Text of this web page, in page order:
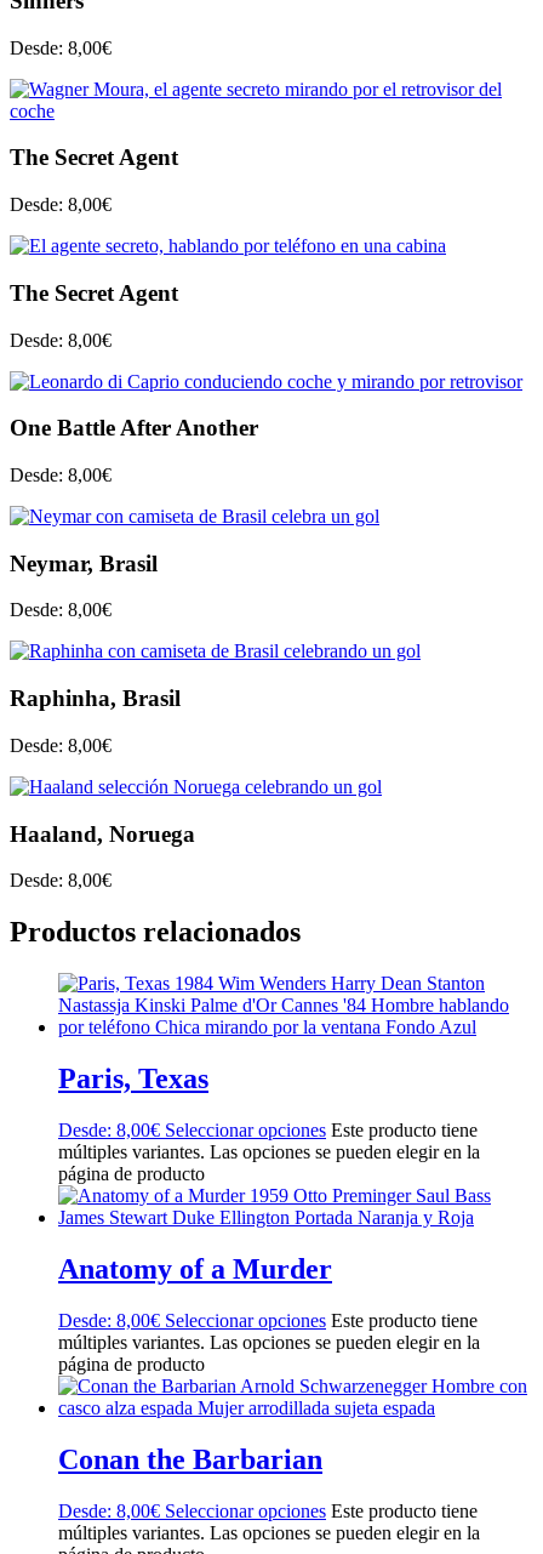
Desde: 8,00€
The Secret Agent
Desde: 8,00€
The Secret Agent
Desde: 8,00€
One Battle After Another
Desde: 8,00€
Neymar, Brasil
Desde: 8,00€
Raphinha, Brasil
Desde: 8,00€
Haaland, Noruega
Desde: 8,00€
Productos relacionados
Paris, Texas
Desde: 8,00€ Seleccionar opciones Este producto tiene
múltiples variantes. Las opciones se pueden elegir en la
página de producto
Anatomy of a Murder
Desde: 8,00€ Seleccionar opciones Este producto tiene
múltiples variantes. Las opciones se pueden elegir en la
página de producto
Conan the Barbarian
Desde: 8,00€ Seleccionar opciones Este producto tiene
múltiples variantes. Las opciones se pueden elegir en la